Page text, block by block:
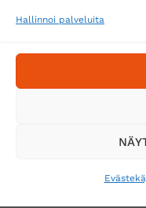
Hallinnoi palveluita
Matkahuolto
Tilaa uutiskirje ja